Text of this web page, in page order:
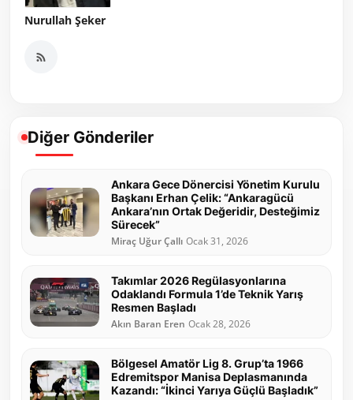
Nurullah Şeker
Diğer Gönderiler
Ankara Gece Dönercisi Yönetim Kurulu
Başkanı Erhan Çelik: “Ankaragücü
Ankara’nın Ortak Değeridir, Desteğimiz
Sürecek”
Miraç Uğur Çallı Ocak 31, 2026
Takımlar 2026 Regülasyonlarına
Odaklandı Formula 1’de Teknik Yarış
Resmen Başladı
Akın Baran Eren Ocak 28, 2026
Bölgesel Amatör Lig 8. Grup’ta 1966
Edremitspor Manisa Deplasmanında
Kazandı: “İkinci Yarıya Güçlü Başladık”